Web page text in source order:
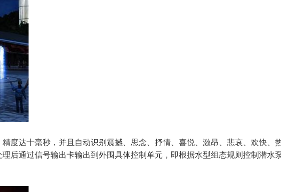
度达十毫秒，并且自动识别震撼、思念、抒情、喜悦、激昂、悲哀、欢快、
后通过信号输出卡输出到外围具体控制单元，即根据水型组态规则控制潜水